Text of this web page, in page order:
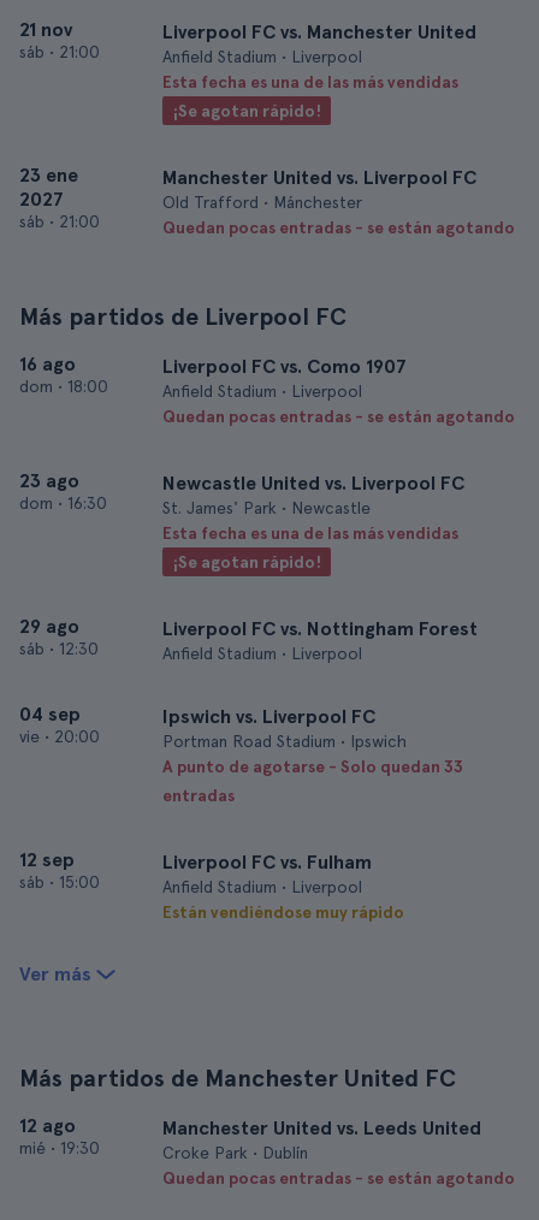
21 nov
sáb • 21:00
Liverpool FC vs. Manchester United
Anfield Stadium • Liverpool
Esta fecha es una de las más vendidas
¡Se agotan rápido!
23 ene
2027
sáb • 21:00
Manchester United vs. Liverpool FC
Old Trafford • Mánchester
Quedan pocas entradas - se están agotando
Más partidos de Liverpool FC
16 ago
dom • 18:00
Liverpool FC vs. Como 1907
Anfield Stadium • Liverpool
Quedan pocas entradas - se están agotando
23 ago
dom • 16:30
Newcastle United vs. Liverpool FC
St. James' Park • Newcastle
Esta fecha es una de las más vendidas
¡Se agotan rápido!
29 ago
sáb • 12:30
Liverpool FC vs. Nottingham Forest
Anfield Stadium • Liverpool
04 sep
vie • 20:00
Ipswich vs. Liverpool FC
Portman Road Stadium • Ipswich
A punto de agotarse - Solo quedan 33
entradas
12 sep
sáb • 15:00
Liverpool FC vs. Fulham
Anfield Stadium • Liverpool
Están vendiéndose muy rápido
Ver más
Más partidos de Manchester United FC
12 ago
mié • 19:30
Manchester United vs. Leeds United
Croke Park • Dublín
Quedan pocas entradas - se están agotando